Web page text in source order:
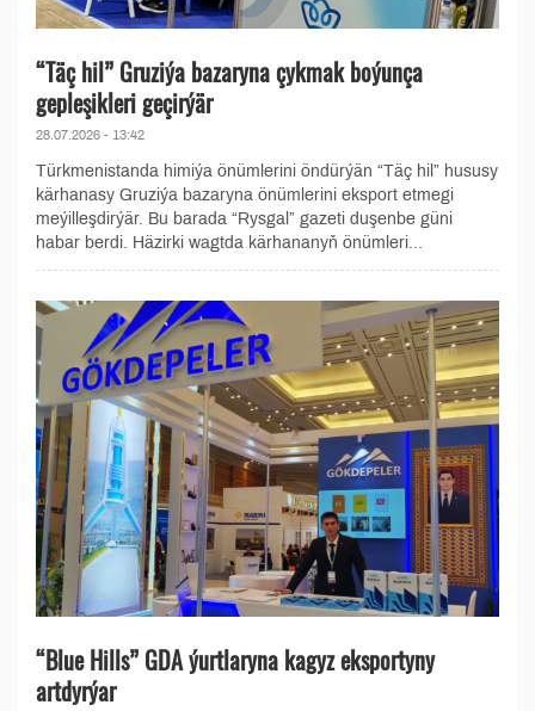
“Täç hil” Gruziýa bazaryna çykmak boýunça
gepleşikleri geçirýär
28.07.2026 - 13:42
Türkmenistanda himiýa önümlerini öndürýän “Täç hil” hususy
kärhanasy Gruziýa bazaryna önümlerini eksport etmegi
meýilleşdirýär. Bu barada “Rysgal” gazeti duşenbe güni
habar berdi. Häzirki wagtda kärhananyň önümleri...
“Blue Hills” GDA ýurtlaryna kagyz eksportyny
artdyrýar